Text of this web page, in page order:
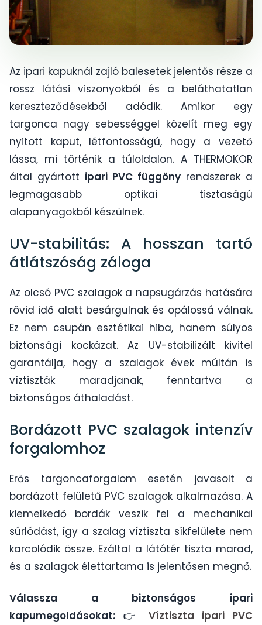
Az ipari kapuknál zajló balesetek jelentős része a
rossz látási viszonyokból és a beláthatatlan
kereszteződésekből adódik. Amikor egy
targonca nagy sebességgel közelít meg egy
nyitott kaput, létfontosságú, hogy a vezető
lássa, mi történik a túloldalon. A THERMOKOR
által gyártott ipari PVC függöny rendszerek a
legmagasabb optikai tisztaságú
alapanyagokból készülnek.
UV-stabilitás: A hosszan tartó
átlátszóság záloga
Az olcsó PVC szalagok a napsugárzás hatására
rövid idő alatt besárgulnak és opálossá válnak.
Ez nem csupán esztétikai hiba, hanem súlyos
biztonsági kockázat. Az UV-stabilizált kivitel
garantálja, hogy a szalagok évek múltán is
víztiszták maradjanak, fenntartva a
biztonságos áthaladást.
Bordázott PVC szalagok intenzív
forgalomhoz
Erős targoncaforgalom esetén javasolt a
bordázott felületű PVC szalagok alkalmazása. A
kiemelkedő bordák veszik fel a mechanikai
súrlódást, így a szalag víztiszta síkfelülete nem
karcolódik össze. Ezáltal a látótér tiszta marad,
és a szalagok élettartama is jelentősen megnő.
Válassza a biztonságos ipari
kapumegoldásokat: 👉Víztiszta ipari PVC